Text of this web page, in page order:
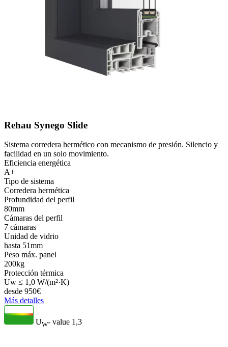
Rehau Synego Slide
Sistema corredera hermético con mecanismo de presión. Silencio y
facilidad en un solo movimiento.
Eficiencia energética
A+
Tipo de sistema
Corredera hermética
Profundidad del perfil
80mm
Cámaras del perfil
7 cámaras
Unidad de vidrio
hasta 51mm
Peso máx. panel
200kg
Protección térmica
Uw ≤ 1,0 W/(m²·K)
desde 950€
Más detalles
UW- value 1,3